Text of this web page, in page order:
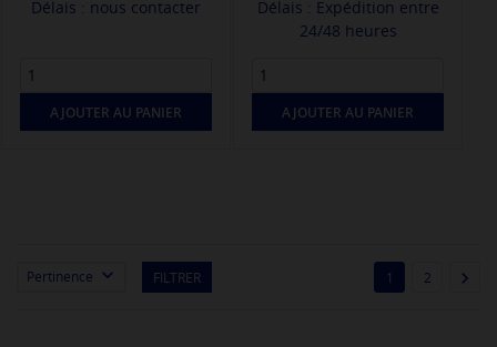
Délais : nous contacter
AJOUTER AU PANIER
Délais : Expédition entre
24/48 heures
AJOUTER AU PANIER
Pertinence  FILTRER 1 2 